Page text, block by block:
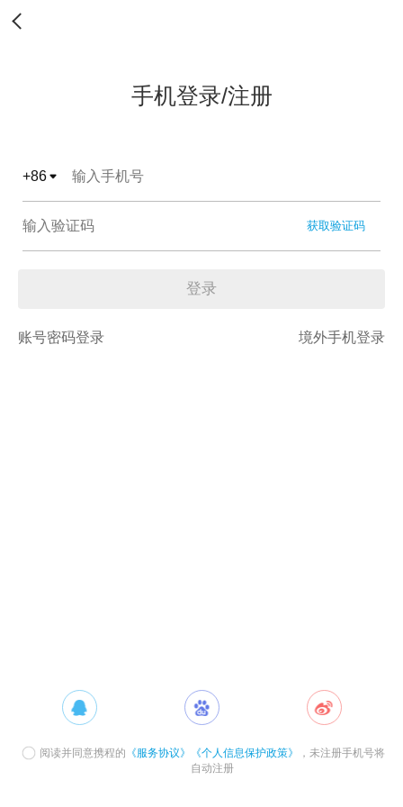
手机登录/注册
+86
获取验证码
登录
账号密码登录 境外手机登录
阅读并同意携程的 《服务协议》 《个人信息保护政策》
，未注册手机号将
自动注册